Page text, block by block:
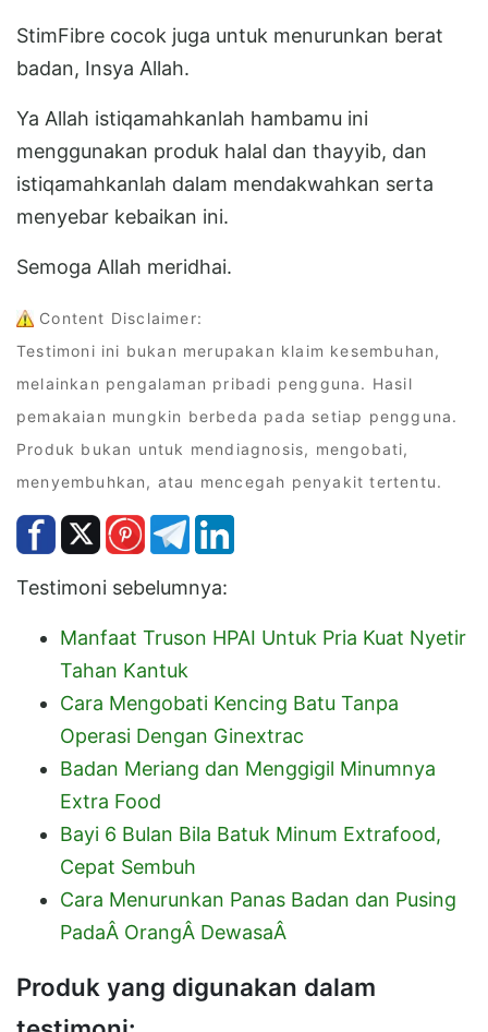
StimFibre cocok juga untuk menurunkan berat
badan, Insya Allah.
Ya Allah istiqamahkanlah hambamu ini
menggunakan produk halal dan thayyib, dan
istiqamahkanlah dalam mendakwahkan serta
menyebar kebaikan ini.
Semoga Allah meridhai.
Content Disclaimer:
Testimoni ini bukan merupakan klaim kesembuhan,
melainkan pengalaman pribadi pengguna. Hasil
pemakaian mungkin berbeda pada setiap pengguna.
Produk bukan untuk mendiagnosis, mengobati,
menyembuhkan, atau mencegah penyakit tertentu.
Testimoni sebelumnya:
Manfaat Truson HPAI Untuk Pria Kuat Nyetir
Tahan Kantuk
Cara Mengobati Kencing Batu Tanpa
Operasi Dengan Ginextrac
Badan Meriang dan Menggigil Minumnya
Extra Food
Bayi 6 Bulan Bila Batuk Minum Extrafood,
Cepat Sembuh
Cara Menurunkan Panas Badan dan Pusing
PadaÂ OrangÂ DewasaÂ
Produk yang digunakan dalam